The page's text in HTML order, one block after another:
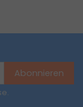
Abonnieren